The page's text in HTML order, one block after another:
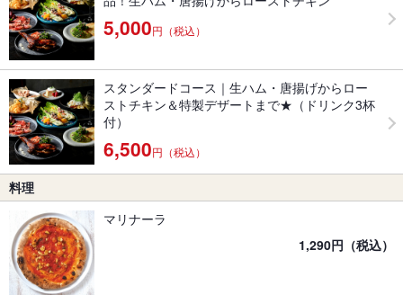
5,000円（税込）
スタンダードコース｜生ハム・唐揚げからロー
ストチキン＆特製デザートまで★（ドリンク3杯
付）
6,500円（税込）
料理
マリナーラ
1,290円（税込）